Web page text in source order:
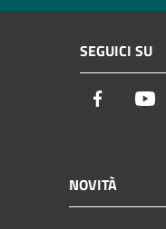
SEGUICI SU
Facebook
NOVITÀ